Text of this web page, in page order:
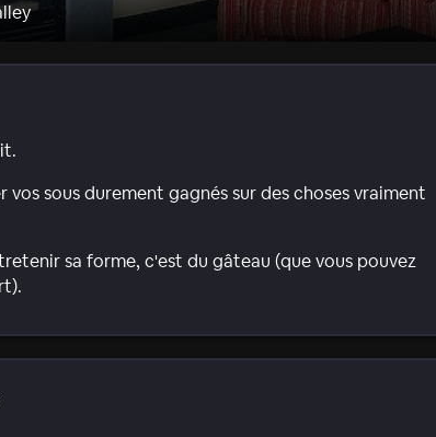
sous durement gagnés sur des choses vraiment
sa forme, c'est du gâteau (que vous pouvez